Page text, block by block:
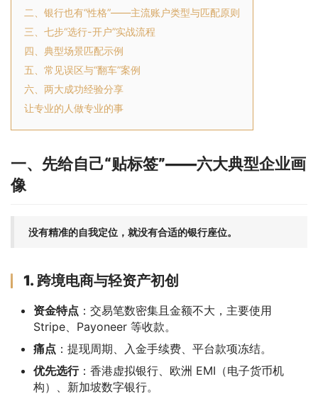
二、银行也有“性格”——主流账户类型与匹配原则
三、七步“选行-开户”实战流程
四、典型场景匹配示例
五、常见误区与“翻车”案例
六、两大成功经验分享
让专业的人做专业的事
一、先给自己“贴标签”——六大典型企业画
像
没有精准的自我定位，就没有合适的银行座位。
1. 跨境电商与轻资产初创
资金特点 ：交易笔数密集且金额不大，主要使用
Stripe、Payoneer 等收款。
痛点 ：提现周期、入金手续费、平台款项冻结。
优先选行：香港虚拟银行、欧洲 EMI（电子货币机
构）、新加坡数字银行。